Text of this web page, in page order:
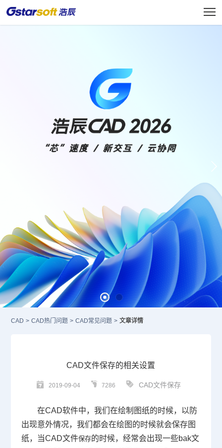
CAD > CAD热门问题 > CAD常见问题 > 文章详情
CAD文件保存的相关设置
2019-09-04 7286 CAD文件保存
在CAD软件中，我们在绘制图纸的时候，以防
出现意外情况，我们都会在绘图的时候就会保存图
纸，当CAD文件保存的时候，经常会出现一些bak文